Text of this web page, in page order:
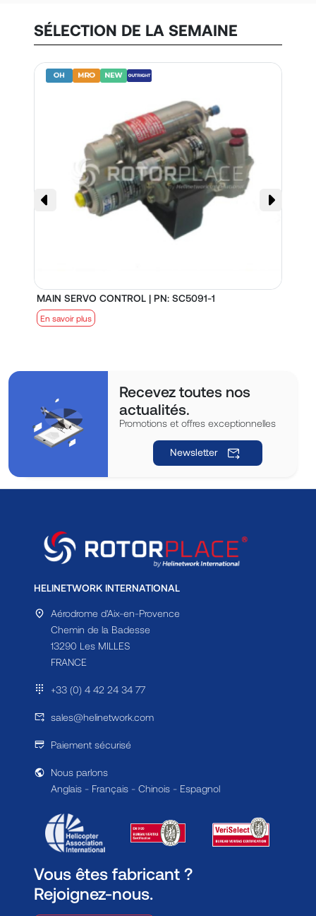
SÉLECTION DE LA SEMAINE
MAIN SERVO CONTROL | PN: SC5091-1
En savoir plus
Recevez toutes nos
actualités.
Promotions et offres exceptionnelles
Newsletter
HELINETWORK INTERNATIONAL
Aérodrome d'Aix-en-Provence
Chemin de la Badesse
13290 Les MILLES
FRANCE
+33 (0) 4 42 24 34 77
sales@helinetwork.com
Paiement sécurisé
Nous parlons
Anglais - Français - Chinois - Espagnol
Vous êtes fabricant ?
Rejoignez-nous.